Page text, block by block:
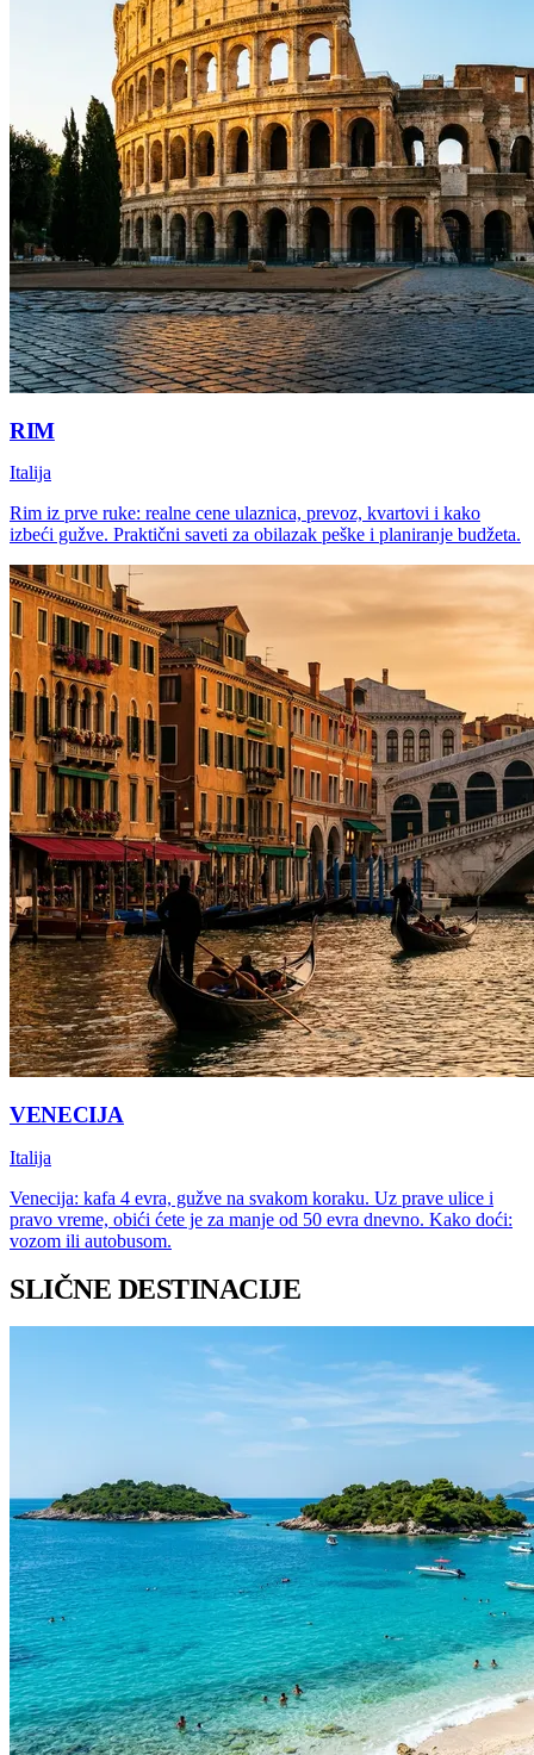
RIM
Italija
Rim iz prve ruke: realne cene ulaznica, prevoz, kvartovi i kako
izbeći gužve. Praktični saveti za obilazak peške i planiranje budžeta.
VENECIJA
Italija
Venecija: kafa 4 evra, gužve na svakom koraku. Uz prave ulice i
pravo vreme, obići ćete je za manje od 50 evra dnevno. Kako doći:
vozom ili autobusom.
SLIČNE DESTINACIJE